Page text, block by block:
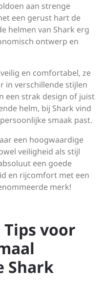
aan strenge
een gerust hart de
helmen van Shark erg
ontwerp en
en comfortabel, ze
in verschillende stijlen
een strak design of juist
helm, bij Shark vind
smaak past.
een hoogwaardige
veiligheid als stijl
een goede
en rijcomfort met een
merk!
voor
Shark